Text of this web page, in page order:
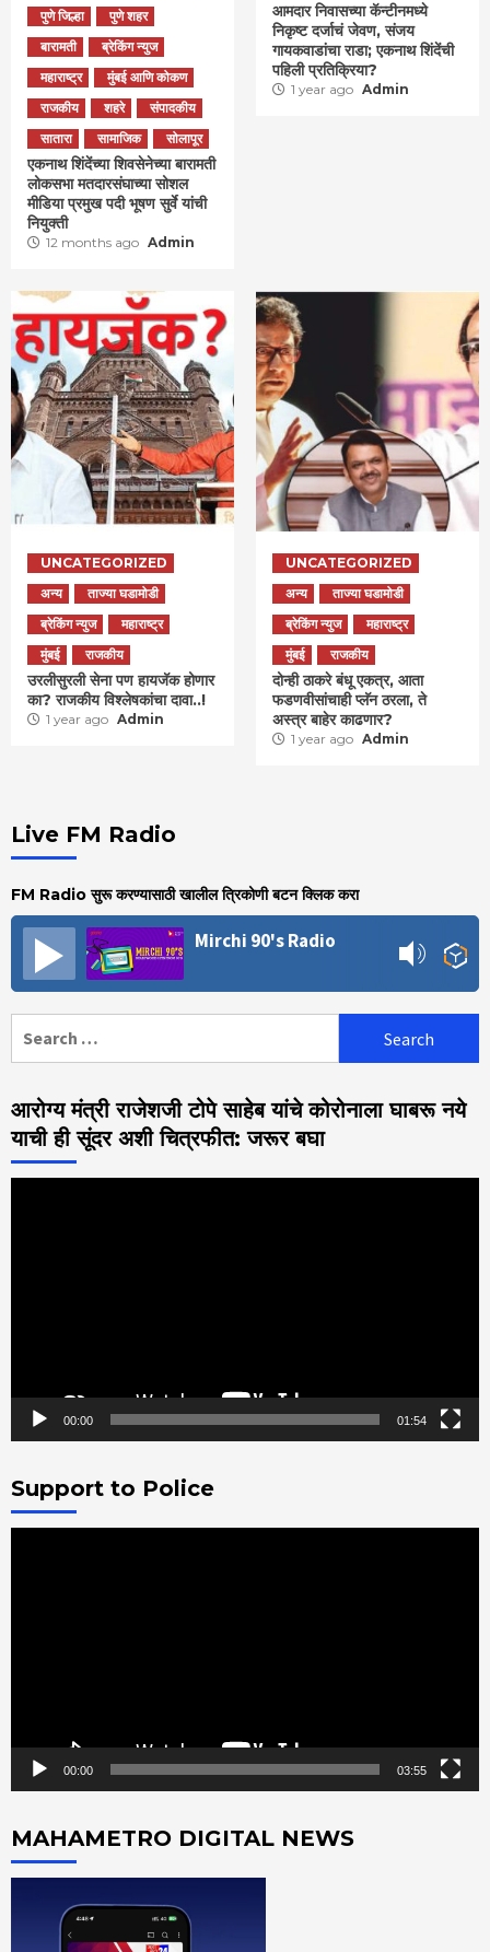
पुणे जिल्हा
पुणे शहर
बारामती
ब्रेकिंग न्युज
महाराष्ट्र
मुंबई आणि कोकण
राजकीय
शहरे
संपादकीय
सातारा
सामाजिक सोलापूर
एकनाथ शिंदेंच्या शिवसेनेच्या बारामती
लोकसभा मतदारसंघाच्या सोशल
मीडिया प्रमुख पदी भूषण सुर्वे यांची
नियुक्ती
12 months ago Admin
आमदार निवासच्या कॅन्टीनमध्ये
निकृष्ट दर्जाचं जेवण, संजय
गायकवाडांचा राडा; एकनाथ शिंदेंची
पहिली प्रतिक्रिया?
1 year ago Admin
UNCATEGORIZED
अन्य
ताज्या घडामोडी
ब्रेकिंग न्युज
महाराष्ट्र
मुंबई
राजकीय
उरलीसुरली सेना पण हायजॅक होणार
का? राजकीय विश्लेषकांचा दावा..!
1 year ago Admin
UNCATEGORIZED
अन्य
ताज्या घडामोडी
ब्रेकिंग न्युज
महाराष्ट्र
मुंबई
राजकीय
दोन्ही ठाकरे बंधू एकत्र, आता
फडणवीसांचाही प्लॅन ठरला, ते
अस्त्र बाहेर काढणार?
1 year ago Admin
Live FM Radio
FM Radio सुरू करण्यासाठी खालील त्रिकोणी बटन क्लिक करा
Mirchi 90's Radio
आरोग्य मंत्री राजेशजी टोपे साहेब यांचे कोरोनाला घाबरू नये
याची ही सूंदर अशी चित्रफीत: जरूर बघा
00:00 01:54
Support to Police
00:00 03:55
MAHAMETRO DIGITAL NEWS